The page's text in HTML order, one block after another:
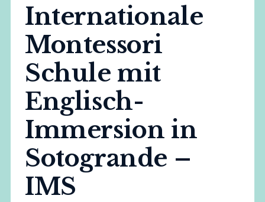
Internationale
Montessori
Schule mit
Englisch-
Immersion in
Sotogrande –
IMS